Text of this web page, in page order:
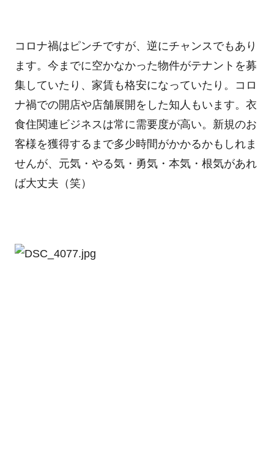
コロナ禍はピンチですが、逆にチャンスでもあり
ます。今までに空かなかった物件がテナントを募
集していたり、家賃も格安になっていたり。コロ
ナ禍での開店や店舗展開をした知人もいます。衣
食住関連ビジネスは常に需要度が高い。新規のお
客様を獲得するまで多少時間がかかるかもしれま
せんが、元気・やる気・勇気・本気・根気があれ
ば大丈夫（笑）